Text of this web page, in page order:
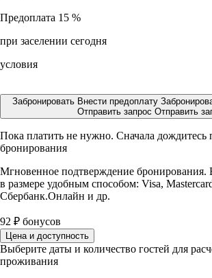
Предоплата 15 %
при заселении сегодня
условия
Забронировать Внести предоплату
Отправить запрос Отправить
Пока платить не нужно. Сначала дождитесь
бронирования
Мгновенное подтверждение бронирования.
в размере удобным способом: Visa,
Сбербанк.Онлайн и др.
92 ₽ бонусов
Цена и доступность
Выберите даты и количество гостей для
проживания